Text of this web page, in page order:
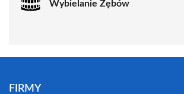
Wybielanie Zębów
FIRMY